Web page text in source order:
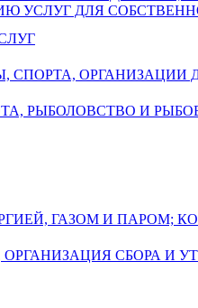
УСЛУГ ДЛЯ
СПОРТА, ОРГАНИЗАЦИИ
РЫБОЛОВСТВО И
ГАЗОМ И ПАРОМ;
СБОРА И